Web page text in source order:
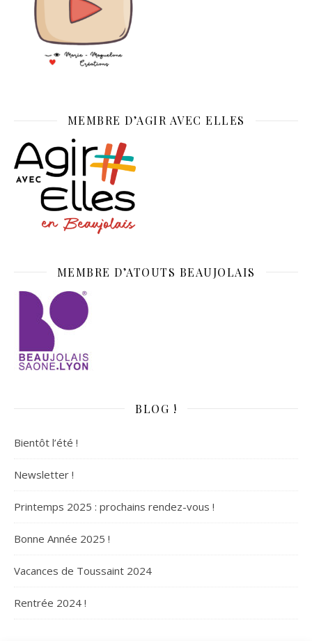
MEMBRE D’AGIR AVEC ELLES
MEMBRE D’ATOUTS BEAUJOLAIS
BLOG !
Bientôt l’été !
Newsletter !
Printemps 2025 : prochains rendez-vous !
Bonne Année 2025 !
Vacances de Toussaint 2024
Rentrée 2024 !